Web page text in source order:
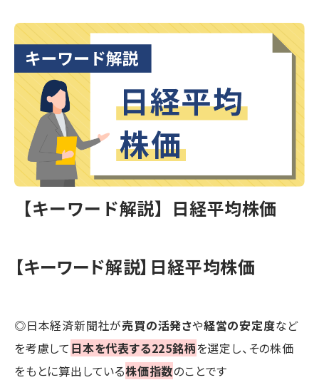
【キーワード解説】日経平均株価
【キーワード解説】日経平均株価
◎日本経済新聞社が売買の活発さや経営の安定度など
を考慮して 日本を代表する225銘柄を選定し、その株価
をもとに算出している株価指数のことです